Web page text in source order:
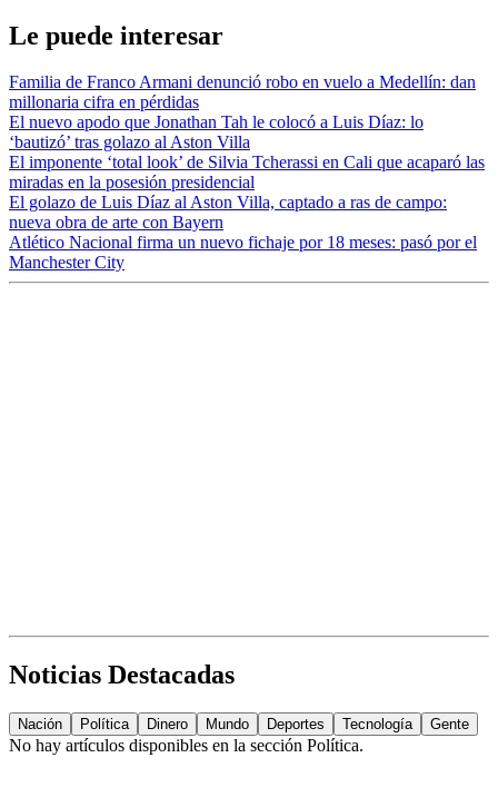
Le puede interesar
Familia de Franco Armani denunció robo en vuelo a Medellín: dan
millonaria cifra en pérdidas
El nuevo apodo que Jonathan Tah le colocó a Luis Díaz: lo
‘bautizó’ tras golazo al Aston Villa
El imponente ‘total look’ de Silvia Tcherassi en Cali que acaparó las
miradas en la posesión presidencial
El golazo de Luis Díaz al Aston Villa, captado a ras de campo:
nueva obra de arte con Bayern
Atlético Nacional firma un nuevo fichaje por 18 meses: pasó por el
Manchester City
Noticias Destacadas
Nación Política Dinero Mundo Deportes Tecnología Gente
No hay artículos disponibles en la sección Política.